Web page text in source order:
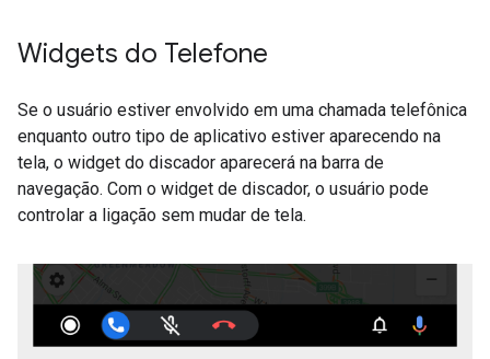
Widgets do Telefone
Se o usuário estiver envolvido em uma chamada telefônica
enquanto outro tipo de aplicativo estiver aparecendo na
tela, o widget do discador aparecerá na barra de
navegação. Com o widget de discador, o usuário pode
controlar a ligação sem mudar de tela.